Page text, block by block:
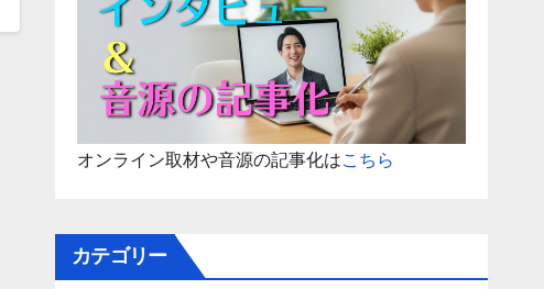
オンライン取材や音源の記事化はこちら
カテゴリー